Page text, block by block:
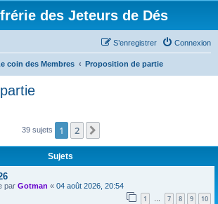
des Jeteurs de Dés
Connexion
S’enregistrer
coin des Membres Proposition de partie
39 sujets 1 2
Sujets
par Gotman « 04 août 2026, 20:54
1 … 7 8 9 10